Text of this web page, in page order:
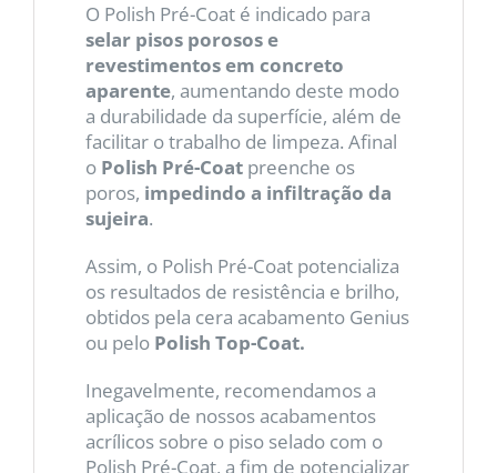
O Polish Pré-Coat é indicado para
selar pisos porosos e
revestimentos em concreto
aparente, aumentando deste modo
a durabilidade da superfície, além de
facilitar o trabalho de limpeza. Afinal
o Polish Pré-Coatpreenche os
poros, impedindo a infiltração da
sujeira.
Assim, o Polish Pré-Coat potencializa
os resultados de resistência e brilho,
obtidos pela cera acabamento Genius
ou pelo Polish Top-Coat.
Inegavelmente, recomendamos a
aplicação de nossos acabamentos
acrílicos sobre o piso selado com o
Polish Pré-Coat, a fim de potencializar